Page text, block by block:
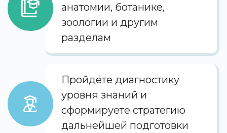
анатомии, ботанике,
зоологии и другим
разделам
Пройдёте диагностику
уровня знаний и
сформируете стратегию
дальнейшей подготовки